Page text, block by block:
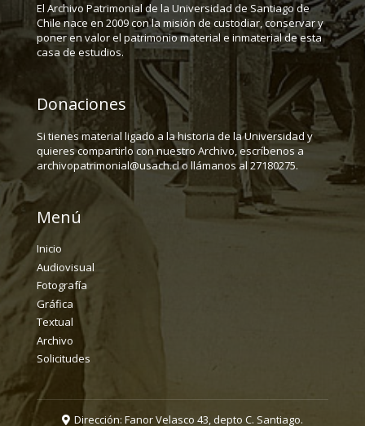
El Archivo Patrimonial de la Universidad de Santiago de
Chile nace en 2009 con la misión de custodiar, conservar y
poner en valor el patrimonio material e inmaterial de esta
casa de estudios.
Donaciones
Si tienes material ligado a la historia de la Universidad y
quieres compartirlo con nuestro Archivo, escríbenos a
archivopatrimonial@usach.cl o llámanos al 27180275.
Menú
Inicio
Audiovisual
Fotografía
Gráfica
Textual
Archivo
Solicitudes
Dirección: Fanor Velasco 43, depto C. Santiago.